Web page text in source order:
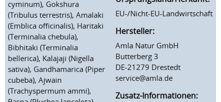
cyminum), Gokshura
(Tribulus terrestris), Amalaki
(Emblica officinalis), Haritaki
(Terminalia chebula),
Bibhitaki (Terminalia
bellerica), Kalajaji (Nigella
sativa), Gandhamarica (Piper
cubeba), Ajwain
(Trachyspermum ammi),
EU-/Nicht-EU-Landwirtschaft
Hersteller:
Amla Natur GmbH
Butterberg 3
DE-21279 Drestedt
service@amla.de
Zusatz-Informationen: